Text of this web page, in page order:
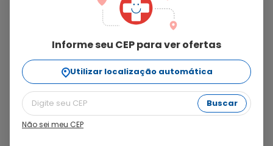
Informe seu CEP para ver ofertas
Utilizar localização automática
Buscar
Não sei meu CEP
Ordenar Por
relevância
25%